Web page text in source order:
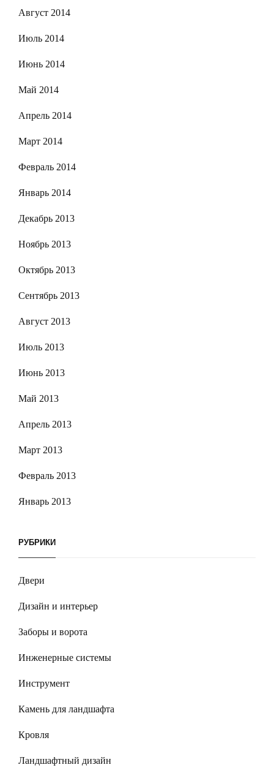
Август 2014
Июль 2014
Июнь 2014
Май 2014
Апрель 2014
Март 2014
Февраль 2014
Январь 2014
Декабрь 2013
Ноябрь 2013
Октябрь 2013
Сентябрь 2013
Август 2013
Июль 2013
Июнь 2013
Май 2013
Апрель 2013
Март 2013
Февраль 2013
Январь 2013
РУБРИКИ
Двери
Дизайн и интерьер
Заборы и ворота
Инженерные системы
Инструмент
Камень для ландшафта
Кровля
Ландшафтный дизайн